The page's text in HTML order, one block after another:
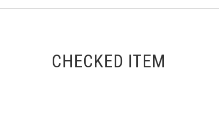
CHECKED ITEM